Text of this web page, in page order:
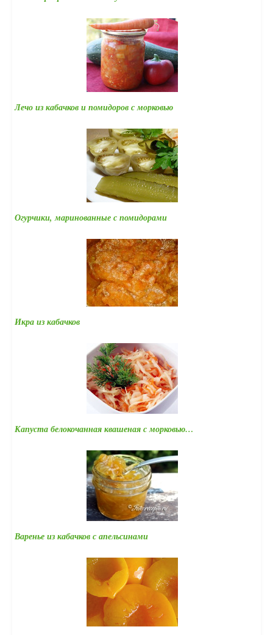
Лечо из кабачков и помидоров с морковью
Огурчики, маринованные с помидорами
Икра из кабачков
Капуста белокочанная квашеная с морковью…
Варенье из кабачков с апельсинами